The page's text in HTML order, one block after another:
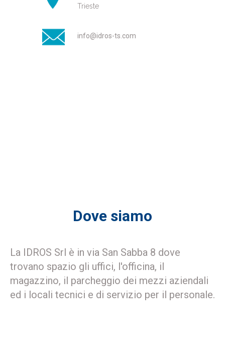
Trieste
info@idros-ts.com
Dove siamo
La IDROS Srl è in via San Sabba 8 dove
trovano spazio gli uffici, l'officina, il
magazzino, il parcheggio dei mezzi aziendali
ed i locali tecnici e di servizio per il personale.